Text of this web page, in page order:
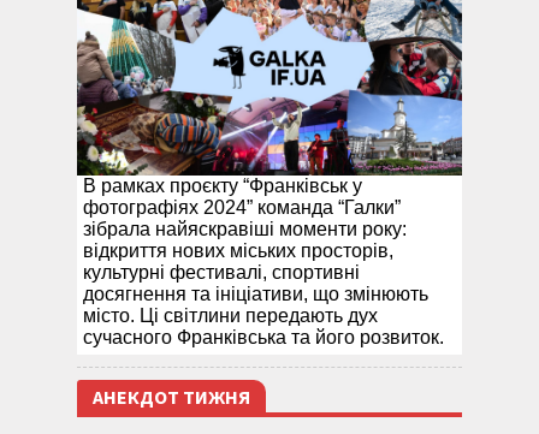
В рамках проєкту “Франківськ у
фотографіях 2024” команда “Галки”
зібрала найяскравіші моменти року:
відкриття нових міських просторів,
культурні фестивалі, спортивні
досягнення та ініціативи, що змінюють
місто. Ці світлини передають дух
сучасного Франківська та його розвиток.
АНЕКДОТ ТИЖНЯ